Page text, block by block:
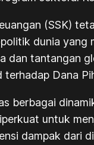
(SSK)
dunia yang
dan tantangan
Dana
berbagai
untuk
dampak dari